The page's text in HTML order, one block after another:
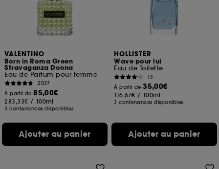
VALENTINO
Born in Roma Green
Stravaganza Donna
Eau de Parfum pour femme
2037
À partir de85,00€
283,33€ / 100ml
3 contenances disponibles
Ajouter au panier
HOLLISTER
Wave pour lui
Eau de Toilette
13
À partir de35,00€
116,67€ / 100ml
3 contenances disponibles
Ajouter au panier